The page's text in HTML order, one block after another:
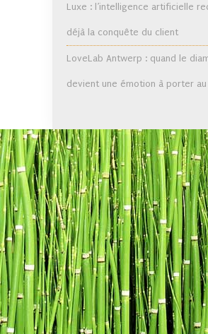
Luxe : l’intelligence artificielle
déjà la conquête du client
LoveLab Antwerp : quand le
devient une émotion à porter